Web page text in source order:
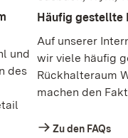
und
des
Häufig gestellte
Auf unserer
wir viele häufig
Rückhalteraum
machen den
Zu den FAQs